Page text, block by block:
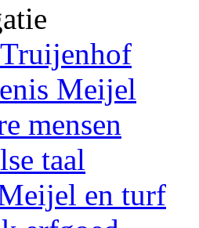
Meijel
mensen
taal
en turf